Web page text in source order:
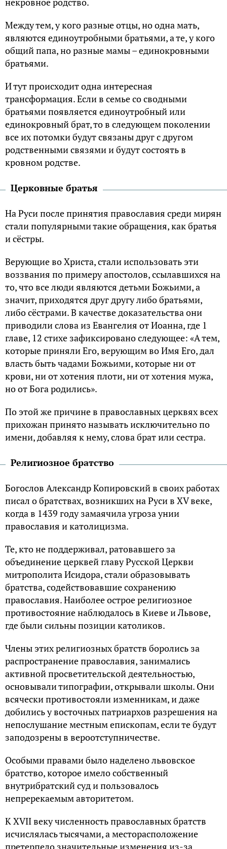
Между тем, у кого разные отцы, но одна мать,
являются единоутробными братьями, а те, у кого
общий папа, но разные мамы – единокровными
братьями.
И тут происходит одна интересная
трансформация. Если в семье со сводными
братьями появляется единоутробный или
единокровный брат, то в следующем поколении
все их потомки будут связаны друг с другом
родственными связями и будут состоять в
кровном родстве.
Церковные братья
На Руси после принятия православия среди мирян
стали популярными такие обращения, как братья
и сёстры.
Верующие во Христа, стали использовать эти
воззвания по примеру апостолов, ссылавшихся на
то, что все люди являются детьми Божьими, а
значит, приходятся друг другу либо братьями,
либо сёстрами. В качестве доказательства они
приводили слова из Евангелия от Иоанна, где 1
главе, 12 стихе зафиксировано следующее: «А тем,
которые приняли Его, верующим во Имя Его, дал
власть быть чадами Божьими, которые ни от
крови, ни от хотения плоти, ни от хотения мужа,
но от Бога родились».
По этой же причине в православных церквях всех
прихожан принято называть исключительно по
имени, добавляя к нему, слова брат или сестра.
Религиозное братство
Богослов Александр Копировский в своих работах
писал о братствах, возникших на Руси в XV веке,
когда в 1439 году замаячила угроза унии
православия и католицизма.
Те, кто не поддерживал, ратовавшего за
объединение церквей главу Русской Церкви
митрополита Исидора, стали образовывать
братства, содействовавшие сохранению
православия. Наиболее острое религиозное
противостояние наблюдалось в Киеве и Львове,
где были сильны позиции католиков.
Члены этих религиозных братств боролись за
распространение православия, занимались
активной просветительской деятельностью,
основывали типографии, открывали школы. Они
всячески противостояли изменникам, и даже
добились у восточных патриархов разрешения на
непослушание местным епископам, если те будут
заподозрены в вероотступничестве.
Особыми правами было наделено львовское
братство, которое имело собственный
внутрибратский суд и пользовалось
непререкаемым авторитетом.
К XVII веку численность православных братств
исчислялась тысячами, а месторасположение